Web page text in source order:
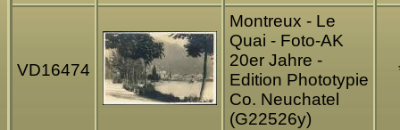
VD16474
Montreux - Le
Quai - Foto-AK
20er Jahre -
Edition Phototypie
Co. Neuchatel
(G22526y)